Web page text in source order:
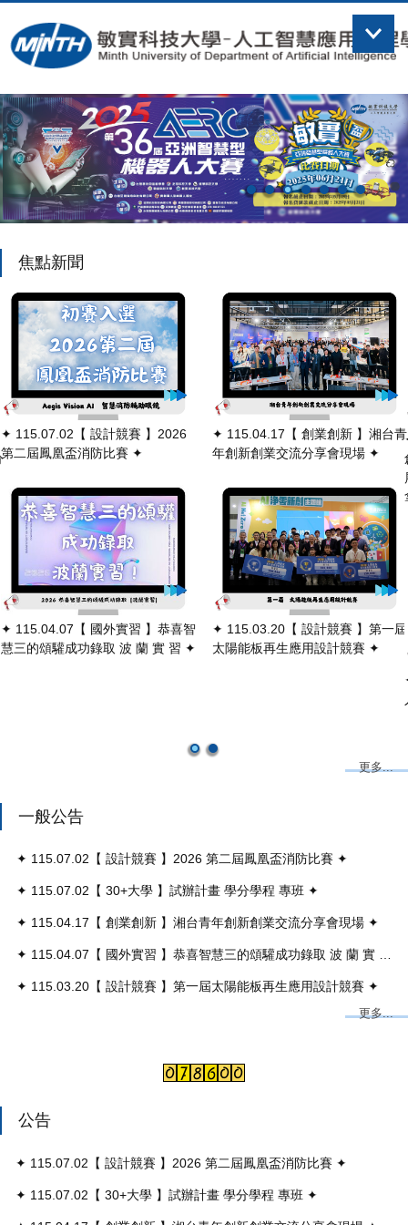
到
主
容
區
焦點新聞
✦ 115.07.02【 設計競賽 】2026
第二屆鳳凰盃消防比賽 ✦
✦ 115.04.17【 創業創新 】湘台青
年創新創業交流分享會現場 ✦
✦ 115.04.07【 國外實習 】恭喜智
慧三的頌驩成功錄取 波 蘭 實 習 ✦
✦ 115.03.20【 設計競賽 】第一屆
太陽能板再生應用設計競賽 ✦
更多...
一般公告
✦ 115.07.02【 設計競賽 】2026 第二屆鳳凰盃消防比賽 ✦
✦ 115.07.02【 30+大學 】試辦計畫 學分學程 專班 ✦
✦ 115.04.17【 創業創新 】湘台青年創新創業交流分享會現場 ✦
✦ 115.04.07【 國外實習 】恭喜智慧三的頌驩成功錄取 波 蘭 實 習 ✦
✦ 115.03.20【 設計競賽 】第一屆太陽能板再生應用設計競賽 ✦
更多...
公告
✦ 115.07.02【 設計競賽 】2026 第二屆鳳凰盃消防比賽 ✦
✦ 115.07.02【 30+大學 】試辦計畫 學分學程 專班 ✦